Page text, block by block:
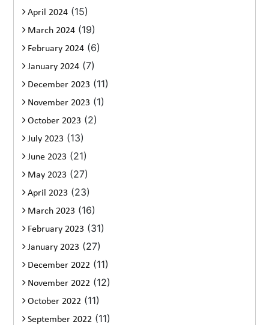
April 2024 (15)
March 2024 (19)
February 2024 (6)
January 2024 (7)
December 2023 (11)
November 2023 (1)
October 2023 (2)
July 2023 (13)
June 2023 (21)
May 2023 (27)
April 2023 (23)
March 2023 (16)
February 2023 (31)
January 2023 (27)
December 2022 (11)
November 2022 (12)
October 2022 (11)
September 2022 (11)